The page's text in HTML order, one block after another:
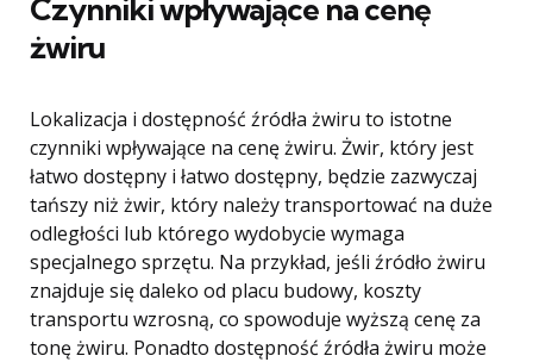
Czynniki wpływające na cenę
żwiru
Lokalizacja i dostępność źródła żwiru to istotne
czynniki wpływające na cenę żwiru. Żwir, który jest
łatwo dostępny i łatwo dostępny, będzie zazwyczaj
tańszy niż żwir, który należy transportować na duże
odległości lub którego wydobycie wymaga
specjalnego sprzętu. Na przykład, jeśli źródło żwiru
znajduje się daleko od placu budowy, koszty
transportu wzrosną, co spowoduje wyższą cenę za
tonę żwiru. Ponadto dostępność źródła żwiru może